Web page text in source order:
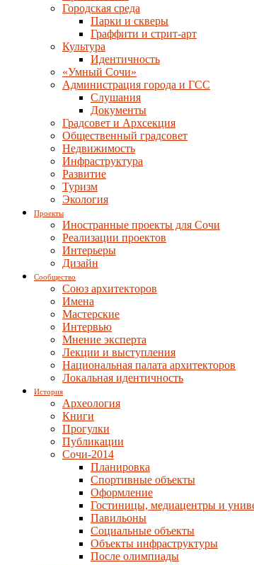
Городская среда
Парки и скверы
Граффити и стрит-арт
Культура
Идентичность
«Умный Сочи»
Администрация города и ГСС
Слушания
Документы
Градсовет и Архсекция
Общественный градсовет
Недвижимость
Инфраструктура
Развитие
Туризм
Экология
Проекты
Иностранные проекты для Сочи
Реализации проектов
Интерьеры
Дизайн
Сообщество
Союз архитекторов
Имена
Мастерские
Интервью
Мнение эксперта
Лекции и выступления
Национальная палата архитекторов
Локальная идентичность
История
Археология
Книги
Прогулки
Публикации
Сочи-2014
Планировка
Спортивные объекты
Оформление
Гостиницы, медиацентры и
Павильоны
Социальные объекты
Объекты инфраструктуры
После олимпиады